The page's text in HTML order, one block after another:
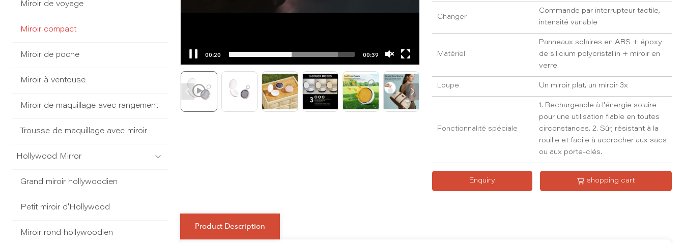
Changer
Commande par interrupteur tactile,
intensité variable
Matériel
Panneaux solaires en ABS + époxy
de silicium polycristallin + miroir en
verre
Loupe Un miroir plat, un miroir 3x
Fonctionnalité spéciale
1. Rechargeable à l'énergie solaire
pour une utilisation fiable en toutes
circonstances. 2. Sûr, résistant à la
rouille et facile à accrocher aux sacs
ou aux porte-clés.
Enquiry shopping cart
00:21 00:39
Product Description
Miroir de voyage
Miroir compact
Miroir de poche
Miroir à ventouse
Miroir de maquillage avec rangement
Trousse de maquillage avec miroir
Hollywood Mirror
Grand miroir hollywoodien
Petit miroir d'Hollywood
Miroir rond hollywoodien